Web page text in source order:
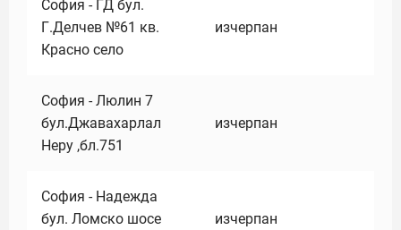
София - ГД бул.
Г.Делчев №61 кв.
Красно село
изчерпан
София - Люлин 7
бул.Джавахарлал
Неру ,бл.751
изчерпан
София - Надежда
бул. Ломско шосе
изчерпан